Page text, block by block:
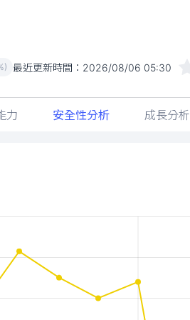
最近更新時間： 2026/08/06 05:30
力 安全性分析 成長分析